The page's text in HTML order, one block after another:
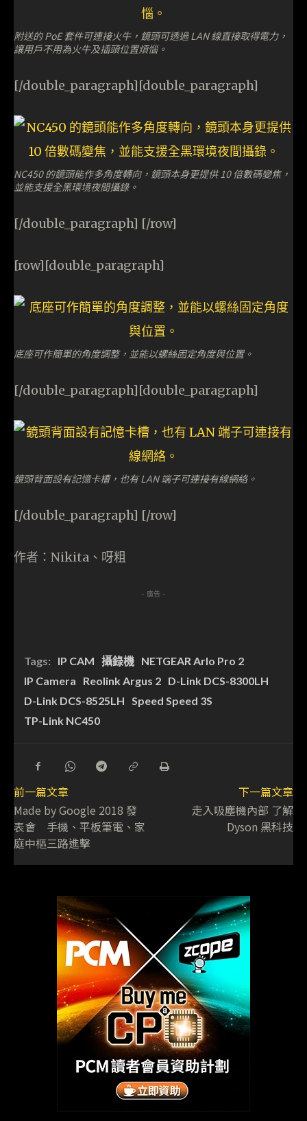
附送的 PoE 套件可連接火牛，鏡頭可透過 LAN 線直接取得電力，
讓用戶不用為火牛及插頭位置煩惱。
[/double_paragraph][double_paragraph]
NC450 的鏡頭能作多角度轉向，鏡頭本身更提供 10 倍數碼變焦，
並能支援全黑環境夜間攝錄。
[/double_paragraph] [/row]
[row][double_paragraph]
底座可作簡單的角度調整，並能以螺絲固定角度與位置。
[/double_paragraph][double_paragraph]
鏡頭背面設有記憶卡槽，也有 LAN 端子可連接有線網絡。
[/double_paragraph] [/row]
作者：Nikita、呀粗
- 廣告 -
Tags: IP CAM 攝錄機 NETGEAR Arlo Pro 2
IP Camera
Reolink Argus 2 D-Link DCS-8300LH
D-Link DCS-8525LH Speed Speed 3S
TP-Link NC450
前一篇文章
Made by Google 2018 發
表會 手機、平板筆電、家
庭中樞三路進擊
下一篇文章
走入吸塵機內部 了解
Dyson 黑科技